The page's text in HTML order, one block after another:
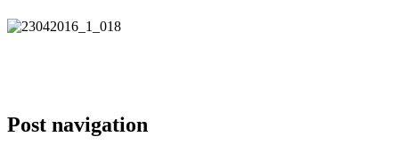
Post navigation